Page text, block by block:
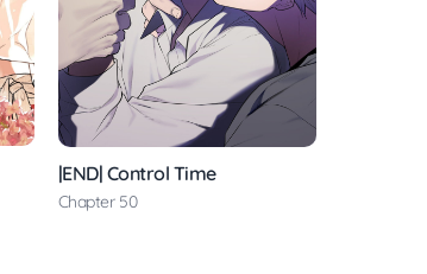
|END| Control Time
Chapter 50